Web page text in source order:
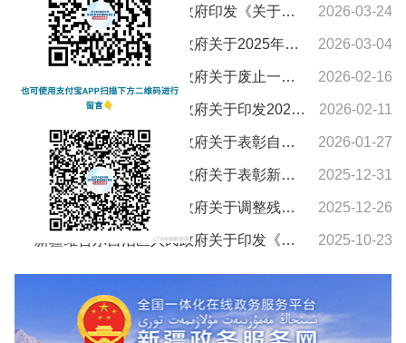
新疆维吾尔自治区人民政府印发《关于进一步支持养老服务发展十条措施》的通知 2026-03-24
新疆维吾尔自治区人民政府关于2025年新疆维吾尔自治区教学成果奖授奖的决定 2026-03-04
新疆维吾尔自治区人民政府关于废止一批自治区人民政府文件的通知 2026-02-16
新疆维吾尔自治区人民政府关于印发2026年自治区国民经济和社会发展计划及主要指标的通知 2026-02-11
新疆维吾尔自治区人民政府关于表彰自治区城市建设先进集体和先进个人的决定 2026-01-27
新疆维吾尔自治区人民政府关于表彰新疆维吾尔自治区农村水利工作先进集体和先进个人的决定 2025-12-31
新疆维吾尔自治区人民政府关于调整残疾、孤老人员和烈属所得减征个人所得税的通知 2025-12-26
新疆维吾尔自治区人民政府关于印发《新疆维吾尔自治区车船税实施办法》的通知 2025-10-23